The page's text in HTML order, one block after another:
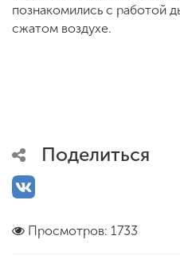
познакомились с работой
сжатом воздухе.
Поделиться
Просмотров: 1733